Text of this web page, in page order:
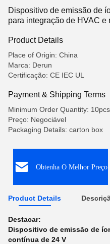
Dispositivo de emissão de
para integração de HVAC e
Product Details
Place of Origin: China
Marca: Derun
Certificação: CE IEC UL
Payment & Shipping Terms
Minimum Order Quantity: 10pcs
Preço: Negociável
Packaging Details: carton box
Obtenha O Melhor Preço
Product Details
Destacar:
Dispositivo de emissão de
contínua de 24 V